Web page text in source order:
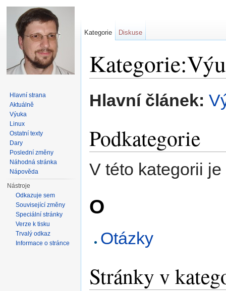
Hlavní článek:
Podkategorie
V této kategorii
O
Otázky
Stránky v
Kategorie Diskuse
Hlavní strana
Aktuálně
Výuka
Linux
Ostatní texty
Dary
Poslední změny
Náhodná stránka
Nápověda
Nástroje
Odkazuje sem
Související změny
Speciální stránky
Verze k tisku
Trvalý odkaz
Informace o stránce